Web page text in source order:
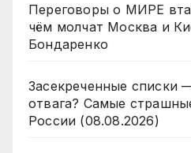
Переговоры о МИРЕ
чём молчат Москва и
Бондаренко
Засекреченные списки
отвага? Самые
России (08.08.2026)